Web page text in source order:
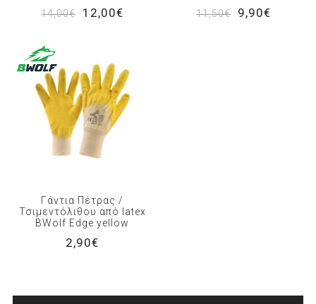
14,00€
12,00€ 11,50€ 9,90€
Γάντια Πέτρας /
Τσιμεντόλιθου από latex
BWolf Edge yellow
2,90€